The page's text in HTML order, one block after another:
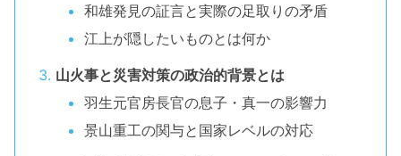
和雄発見の証言と実際の足取りの矛盾
江上が隠したいものとは何か
山火事と災害対策の政治的背景とは
羽生元官房長官の息子・真一の影響力
景山重工の関与と国家レベルの対応